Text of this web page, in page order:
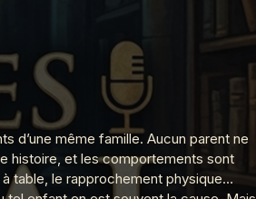
d’une même famille. Aucun parent ne
histoire, et les comportements sont
table, le rapprochement physique…